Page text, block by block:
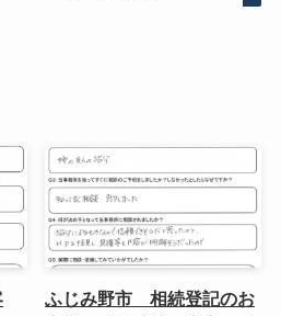
ふじみ野市 相続登記のお